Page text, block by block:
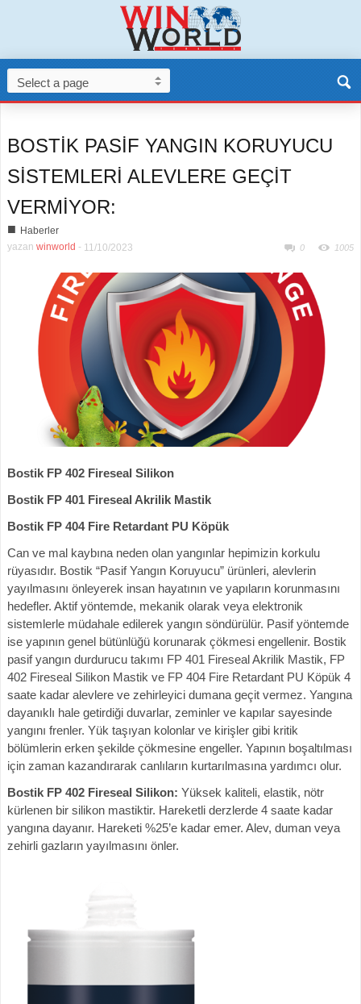
BOSTİK PASİF YANGIN KORUYUCU
SİSTEMLERİ ALEVLERE GEÇİT
VERMİYOR:
■ Haberler
yazan winworld - 11/10/2023 0 1005
Bostik FP 402 Fireseal Silikon
Bostik FP 401 Fireseal Akrilik Mastik
Bostik FP 404 Fire Retardant PU Köpük
Can ve mal kaybına neden olan yangınlar hepimizin korkulu
rüyasıdır. Bostik “Pasif Yangın Koruyucu” ürünleri, alevlerin
yayılmasını önleyerek insan hayatının ve yapıların korunmasını
hedefler. Aktif yöntemde, mekanik olarak veya elektronik
sistemlerle müdahale edilerek yangın söndürülür. Pasif yöntemde
ise yapının genel bütünlüğü korunarak çökmesi engellenir. Bostik
pasif yangın durdurucu takımı FP 401 Fireseal Akrilik Mastik, FP
402 Fireseal Silikon Mastik ve FP 404 Fire Retardant PU Köpük 4
saate kadar alevlere ve zehirleyici dumana geçit vermez. Yangına
dayanıklı hale getirdiği duvarlar, zeminler ve kapılar sayesinde
yangını frenler. Yük taşıyan kolonlar ve kirişler gibi kritik
bölümlerin erken şekilde çökmesine engeller. Yapının boşaltılması
için zaman kazandırarak canlıların kurtarılmasına yardımcı olur.
Bostik FP 402 Fireseal Silikon: Yüksek kaliteli, elastik, nötr
kürlenen bir silikon mastiktir. Hareketli derzlerde 4 saate kadar
yangına dayanır. Hareketi %25’e kadar emer. Alev, duman veya
zehirli gazların yayılmasını önler.